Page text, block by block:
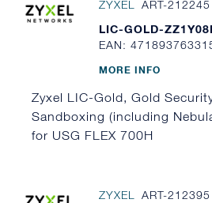
ZYXEL
ART-212245
LIC-GOLD-
EAN:
MORE INFO
Zyxel LIC-Gold, Gold
Sandboxing (including
for USG FLEX 700H
ZYXEL
ART-212395